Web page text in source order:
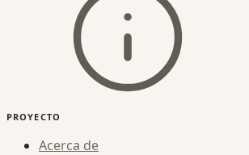
PROYECTO
Acerca de